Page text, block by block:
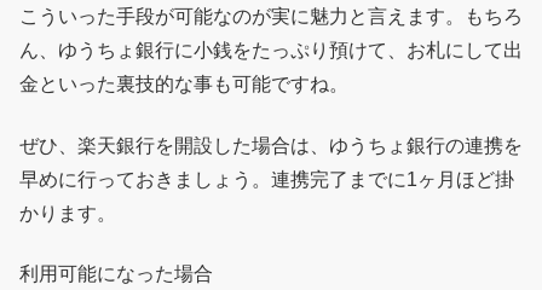
こういった手段が可能なのが実に魅力と言えます。もちろ
ん、ゆうちょ銀行に小銭をたっぷり預けて、お札にして出
金といった裏技的な事も可能ですね。
ぜひ、楽天銀行を開設した場合は、ゆうちょ銀行の連携を
早めに行っておきましょう。連携完了までに1ヶ月ほど掛
かります。
利用可能になった場合